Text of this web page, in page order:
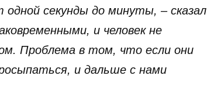
секунды до минуты, – сказал
и человек не
Проблема в том, что если они
и дальше с нами